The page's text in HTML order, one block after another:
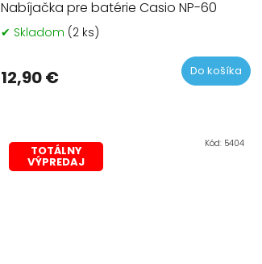
Nabíjačka pre batérie Casio NP-60
✔ Skladom (2 ks)
12,90 € Do košíka
TOTÁLNY
VÝPREDAJ
Kód: 5404